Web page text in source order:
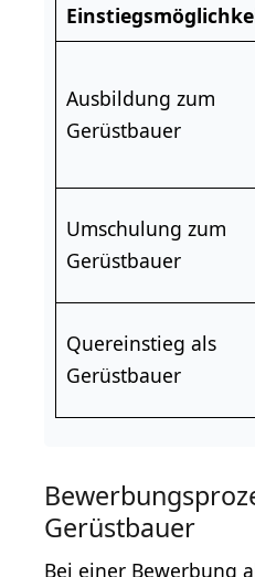
Ausbildung zum
Gerüstbauer
Umschulung zum
Gerüstbauer
Quereinstieg als
Gerüstbauer
Gerüstbauer
Bei einer Bewerbung